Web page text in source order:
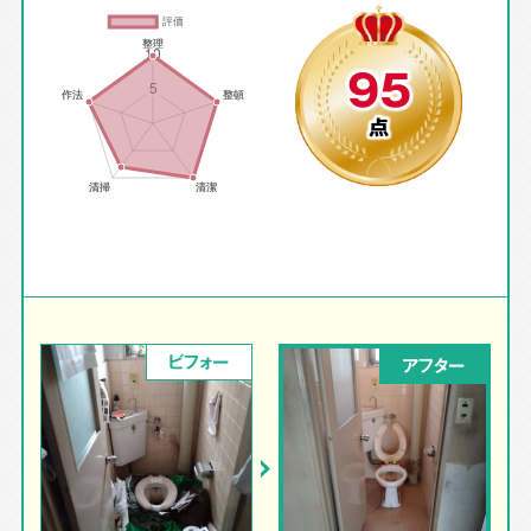
95
点
ビフォー アフター